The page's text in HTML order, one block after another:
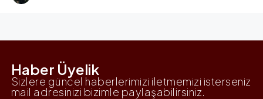
Haber Üyelik
Sizlere güncel haberlerimizi iletmemizi isterseniz
mail adresinizi bizimle paylaşabilirsiniz.